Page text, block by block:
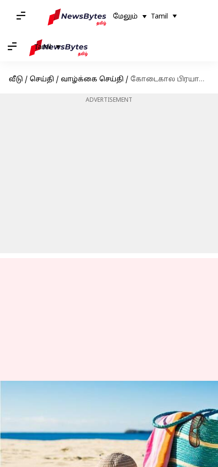
மேலும் Tamil
Tamil
வீடு / செய்தி / வாழ்க்கை செய்தி / கோடைகால பிரயாணத்தின் போது நீங்கள் பாதுகாப்பாக செல்ல, சில டிப்ஸ்
ADVERTISEMENT
பிரயாணத்தின் போது
நீங்கள் பாதுகாப்பாக
செல்ல, சில டிப்ஸ்
எழுதியவர் Venkatalakshmi V Apr 04, 2023 12:57 pm